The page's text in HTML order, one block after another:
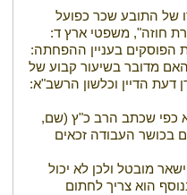
של התובע שכר כפועל
חוזה", משפטי ארץ ד:
מדובר בשיעור קבוע של
דעת הדיין וכלשון הרשב"א:
כפי שכתב הרב כ"ץ (שם,
בכושר העבודה זכאים
מובטל ולכן לא יכול
הוא צריך לחתום